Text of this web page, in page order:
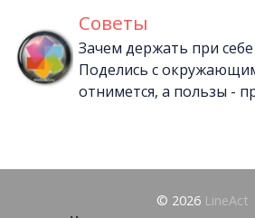
Советы
Зачем держать при
Поделись с
отнимется, а пользы -
© 2026 LineAct